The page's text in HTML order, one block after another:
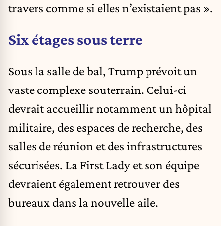
travers comme si elles n’existaient pas ».
Six étages sous terre
Sous la salle de bal, Trump prévoit un
vaste complexe souterrain. Celui-ci
devrait accueillir notamment un hôpital
militaire, des espaces de recherche, des
salles de réunion et des infrastructures
sécurisées. La First Lady et son équipe
devraient également retrouver des
bureaux dans la nouvelle aile.